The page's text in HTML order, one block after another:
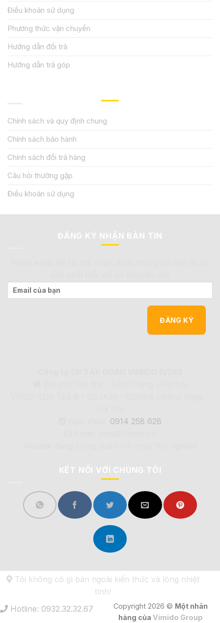
Điều khoản sử dụng
Phương thức vận chuyển
Hướng dẫn đổi trả
Hướng dẫn trả góp
Chính sách và quy định chung
Chính sách bảo hành
Chính sách đổi trả hàng
Câu hỏi thường gặp
Điều khoản sử dụng
ĐĂNG KÝ NHẬN BẢN TIN
0914 258 628
KẾT NỐI VỚI CHÚNG TÔI
Tôi không có gì bán ngoài kiến thức và lòng nhiệt
tình!
Hotline: 0932.32.32.67
Copyright 2026 © Một nhãn
hàng của Vimido Group